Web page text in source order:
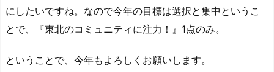
にしたいですね。なので今年の目標は選択と集中というこ
とで、『東北のコミュニティに注力！』1点のみ。
ということで、今年もよろしくお願いします。